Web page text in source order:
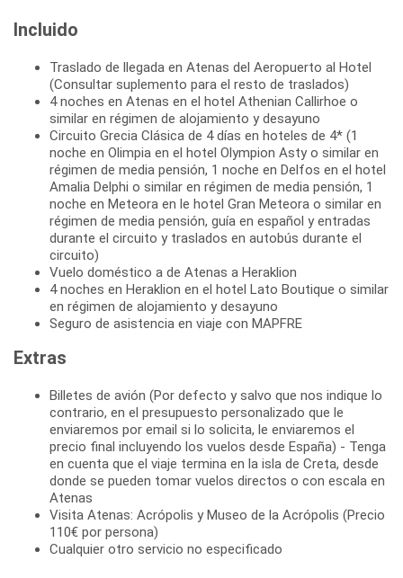
Incluido
Traslado de llegada en Atenas del Aeropuerto al Hotel
(Consultar suplemento para el resto de traslados)
4 noches en Atenas en el hotel Athenian Callirhoe o
similar en régimen de alojamiento y desayuno
Circuito Grecia Clásica de 4 días en hoteles de 4* (1
noche en Olimpia en el hotel Olympion Asty o similar en
régimen de media pensión, 1 noche en Delfos en el hotel
Amalia Delphi o similar en régimen de media pensión, 1
noche en Meteora en le hotel Gran Meteora o similar en
régimen de media pensión, guía en español y entradas
durante el circuito y traslados en autobús durante el
circuito)
Vuelo doméstico a de Atenas a Heraklion
4 noches en Heraklion en el hotel Lato Boutique o similar
en régimen de alojamiento y desayuno
Seguro de asistencia en viaje con MAPFRE
Extras
Billetes de avión (Por defecto y salvo que nos indique lo
contrario, en el presupuesto personalizado que le
enviaremos por email si lo solicita, le enviaremos el
precio final incluyendo los vuelos desde España) - Tenga
en cuenta que el viaje termina en la isla de Creta, desde
donde se pueden tomar vuelos directos o con escala en
Atenas
Visita Atenas: Acrópolis y Museo de la Acrópolis (Precio
110€ por persona)
Cualquier otro servicio no especificado